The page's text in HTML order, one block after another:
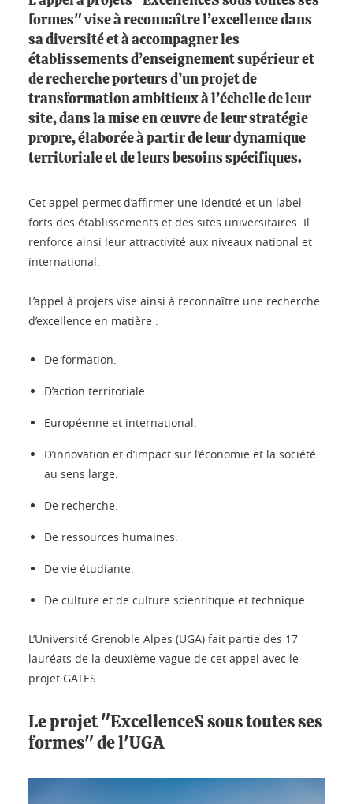
formes" vise à reconnaître l’excellence dans
sa diversité et à accompagner les
établissements d’enseignement supérieur et
de recherche porteurs d’un projet de
transformation ambitieux à l’échelle de leur
site, dans la mise en œuvre de leur stratégie
propre, élaborée à partir de leur dynamique
territoriale et de leurs besoins spécifiques.
Cet appel permet d’affirmer une identité et un label
forts des établissements et des sites universitaires. Il
renforce ainsi leur attractivité aux niveaux national et
international.
L’appel à projets vise ainsi à reconnaître une recherche
d’excellence en matière :
De formation.
D’action territoriale.
Européenne et international.
D’innovation et d’impact sur l’économie et la société
au sens large.
De recherche.
De ressources humaines.
De vie étudiante.
De culture et de culture scientifique et technique.
L’Université Grenoble Alpes (UGA) fait partie des 17
lauréats de la deuxième vague de cet appel avec le
projet GATES.
Le projet "ExcellenceS sous toutes ses
formes" de l'UGA